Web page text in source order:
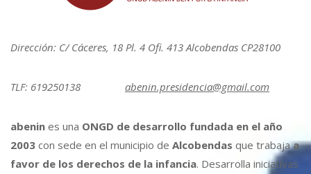
Dirección: C/ Cáceres, 18 Pl. 4 Ofi. 413 Alcobendas CP28100
TLF: 619250138 abenin.presidencia@gmail.com
abenin es una ONGD de desarrollo fundada en el año
2003 con sede en el municipio de Alcobendas que trabajaa
favor de los derechos de la infancia. Desarrolla iniciativas